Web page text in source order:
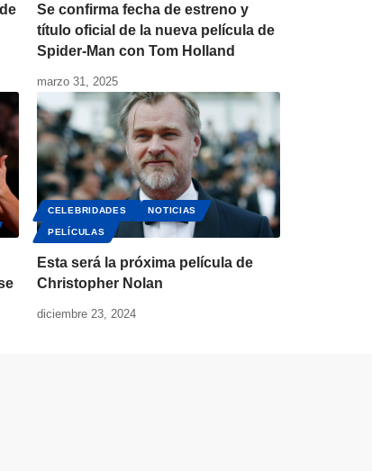
Se confirma fecha de estreno y
título oficial de la nueva película de
Spider-Man con Tom Holland
marzo 31, 2025
CELEBRIDADES NOTICIAS
PELÍCULAS
Esta será la próxima película de
Christopher Nolan
diciembre 23, 2024